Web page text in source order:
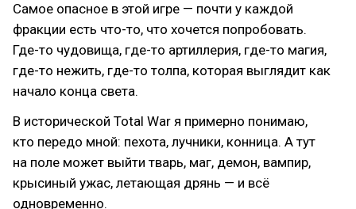
Самое опасное в этой игре — почти у каждой
фракции есть что-то, что хочется попробовать.
Где-то чудовища, где-то артиллерия, где-то магия,
где-то нежить, где-то толпа, которая выглядит как
начало конца света.
В исторической Total War я примерно понимаю,
кто передо мной: пехота, лучники, конница. А тут
на поле может выйти тварь, маг, демон, вампир,
крысиный ужас, летающая дрянь — и всё
одновременно.